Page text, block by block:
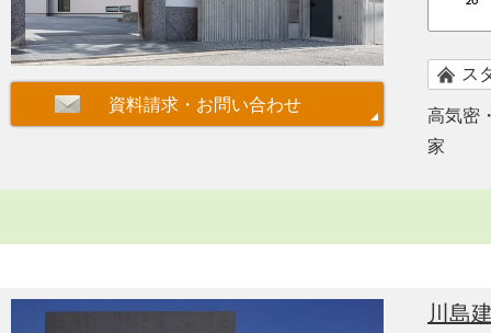
ス
高気密
家
川島